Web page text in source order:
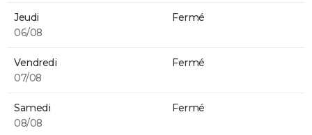
Jeudi
06/08
Fermé
Vendredi
07/08
Fermé
Samedi
08/08
Fermé